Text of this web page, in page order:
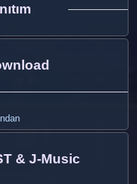
& J-Music